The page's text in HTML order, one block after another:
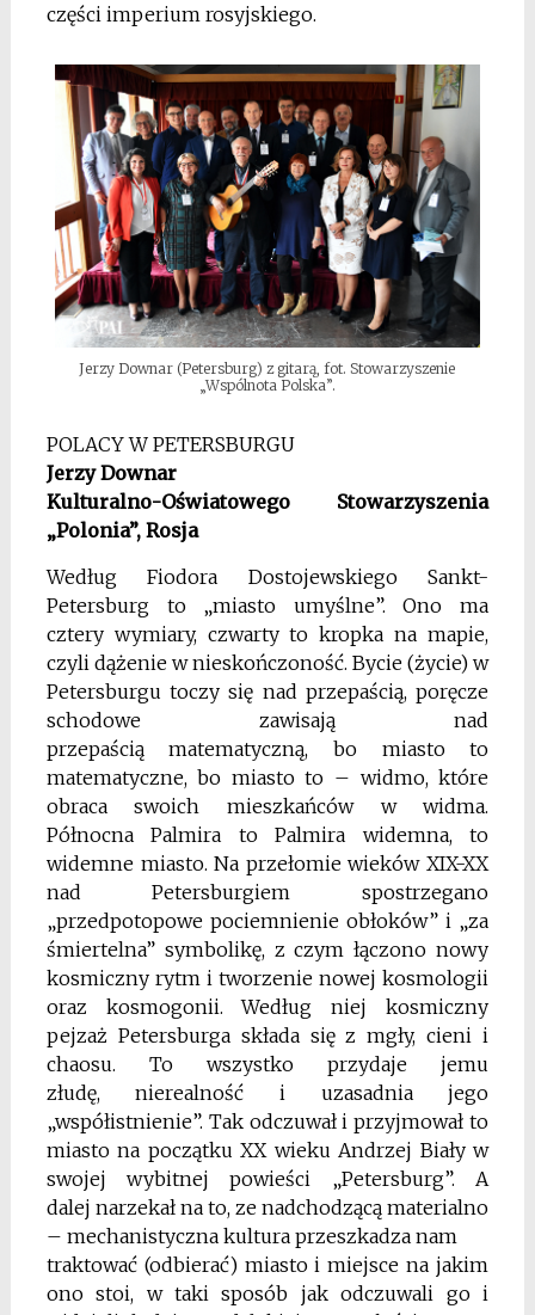
części imperium rosyjskiego.
Jerzy Downar (Petersburg) z gitarą, fot. Stowarzyszenie
„Wspólnota Polska”.
POLACY W PETERSBURGU
Jerzy Downar
Kulturalno-Oświatowego Stowarzyszenia
„Polonia”, Rosja
Według Fiodora Dostojewskiego Sankt-
Petersburg to „miasto umyślne”. Ono ma
cztery wymiary, czwarty to kropka na mapie,
czyli dążenie w nieskończoność. Bycie (życie) w
Petersburgu toczy się nad przepaścią, poręcze
schodowe zawisają nad
przepaścią matematyczną, bo miasto to
matematyczne, bo miasto to – widmo, które
obraca swoich mieszkańców w widma.
Północna Palmira to Palmira widemna, to
widemne miasto. Na przełomie wieków XIX-XX
nad Petersburgiem spostrzegano
„przedpotopowe pociemnienie obłoków” i „za
śmiertelna” symbolikę, z czym łączono nowy
kosmiczny rytm i tworzenie nowej kosmologii
oraz kosmogonii. Według niej kosmiczny
pejzaż Petersburga składa się z mgły, cieni i
chaosu. To wszystko przydaje jemu
złudę, nierealność i uzasadnia jego
„współistnienie”. Tak odczuwał i przyjmował to
miasto na początku XX wieku Andrzej Biały w
swojej wybitnej powieści „Petersburg”. A
dalej narzekał na to, ze nadchodzącą materialno
– mechanistyczna kultura przeszkadza nam
traktować (odbierać) miasto i miejsce na jakim
ono stoi, w taki sposób jak odczuwali go i